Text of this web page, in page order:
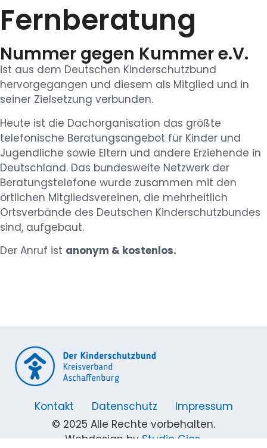
Fernberatung
Nummer gegen Kummer e.V.
ist aus dem Deutschen Kinderschutzbund
hervorgegangen und diesem als Mitglied und in
seiner Zielsetzung verbunden.
Heute ist die Dachorganisation das größte
telefonische Beratungsangebot für Kinder und
Jugendliche sowie Eltern und andere Erziehende in
Deutschland. Das bundesweite Netzwerk der
Beratungstelefone wurde zusammen mit den
örtlichen Mitgliedsvereinen, die mehrheitlich
Ortsverbände des Deutschen Kinderschutzbundes
sind, aufgebaut.
Der Anruf ist anonym & kostenlos.
Kontakt Datenschutz
Impressum
© 2025 Alle Rechte vorbehalten.
Webdesign by Studio Gies